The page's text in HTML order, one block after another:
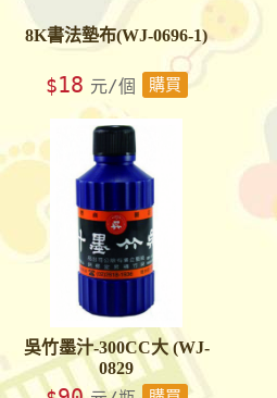
8K書法墊布(WJ-0696-1)
$18 元/個 購買
吳竹墨汁-300CC大 (WJ-
0829